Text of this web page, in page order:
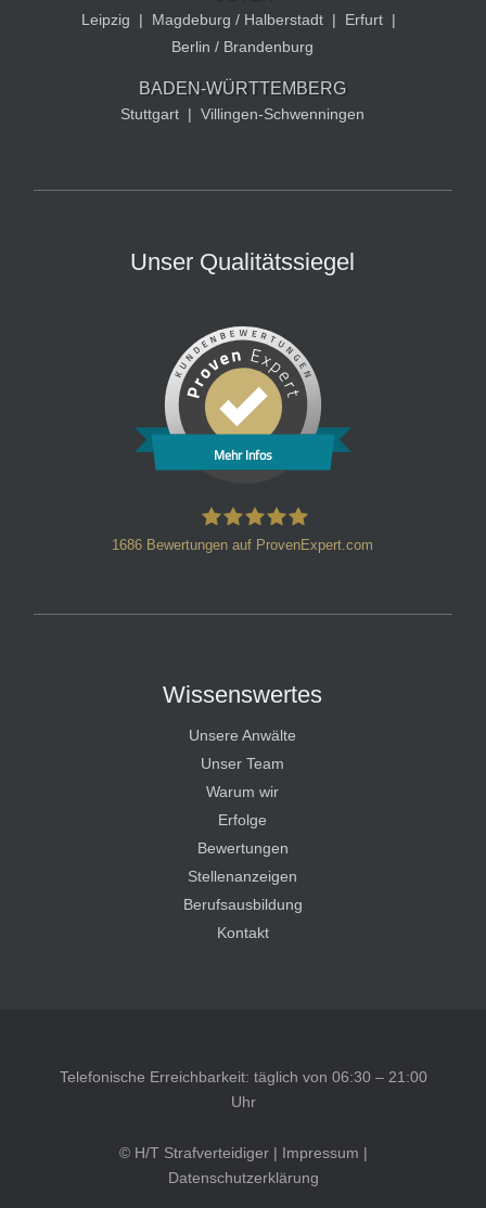
Leipzig | Magdeburg / Halberstadt | Erfurt |
Berlin / Brandenburg
BADEN-WÜRTTEMBERG
Stuttgart | Villingen-Schwenningen
Unser Qualitätssiegel
Mehr Infos
1686 Bewertungen auf ProvenExpert.com
Wissenswertes
Unsere Anwälte
Unser Team
Warum wir
Erfolge
Bewertungen
Stellenanzeigen
Berufsausbildung
Kontakt
Telefonische Erreichbarkeit: täglich von 06:30 – 21:00
Uhr
© H/T Strafverteidiger | Impressum |
Datenschutzerklärung